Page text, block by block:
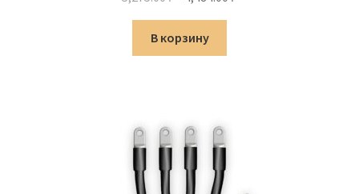
цена
составляла
5,275.00 ₽.
В корзину